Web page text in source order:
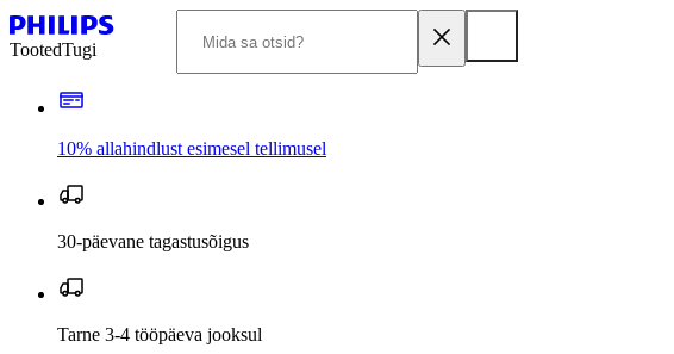
TootedTugi
10% allahindlust esimesel tellimusel
30-päevane tagastusõigus
Tarne 3-4 tööpäeva jooksul